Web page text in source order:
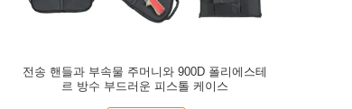
전송 핸들과 부속물 주머니와 900D 폴리에스테
르 방수 부드러운 피스톨 케이스